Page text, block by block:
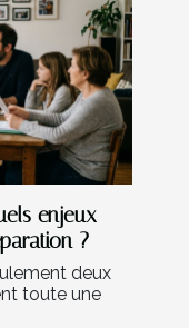
enjeux
?
deux
toute une